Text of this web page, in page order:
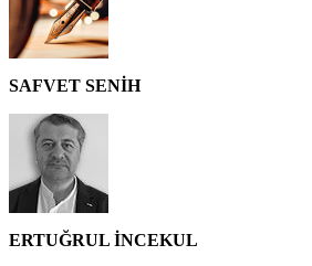
SAFVET SENİH
ERTUĞRUL İNCEKUL